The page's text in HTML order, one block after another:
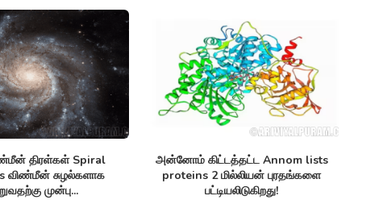
எதிர்ப்பிகள்
மருந்து-எதிர்ப்பு
எதிராக
செவ்வாய் கிரகத்தில் சாத்தியமான
Climate patterns on mars பருவ
காலநிலை...